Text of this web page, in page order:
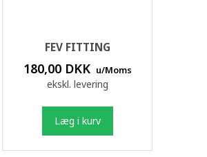
FEV FITTING
180,00 DKK u/Moms
ekskl. levering
Læg i kurv